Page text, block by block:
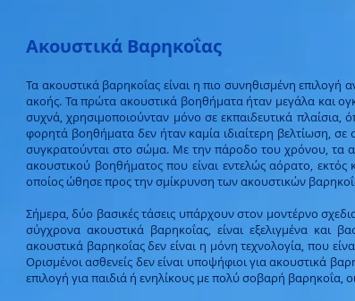
Ακουστικά Βαρηκοΐας
Τα ακουστικά βαρηκοΐας είναι η πιο συνηθισμένη επιλογή
ακοής. Τα πρώτα ακουστικά βοηθήματα ήταν μεγάλα και
συχνά, χρησιμοποιούνταν μόνο σε εκπαιδευτικά
φορητά βοηθήματα δεν ήταν καμία ιδιαίτερη βελτίωση, σε
συγκρατούνται στο σώμα. Με την πάροδο του χρόνου, τα
ακουστικού βοηθήματος που είναι εντελώς αόρατο, εκτός
οποίος ώθησε προς την σμίκρυνση των ακουστικών
Σήμερα, δύο βασικές τάσεις υπάρχουν στον μοντέρνο
σύγχρονα ακουστικά βαρηκοΐας, είναι εξελιγμένα και
ακουστικά βαρηκοΐας δεν είναι η μόνη τεχνολογία, που
Ορισμένοι ασθενείς δεν είναι υποψήφιοι για ακουστικά
επιλογή για παιδιά ή ενηλίκους με πολύ σοβαρή